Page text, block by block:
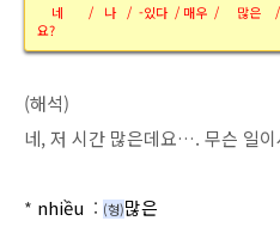
네 / 나 / -있다 / 매우 / 많은
요?
(해석)
네, 저 시간 많은데요…. 무슨 일이
* nhiều : (형)많은